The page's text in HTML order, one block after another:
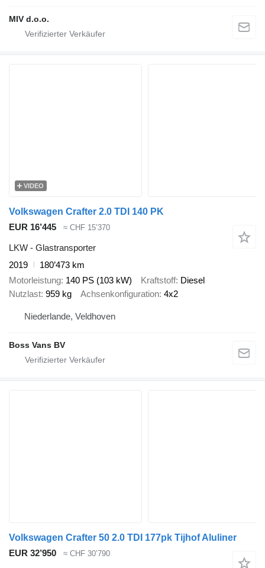
MIV d.o.o.
VIDEO
Volkswagen Crafter 2.0 TDI 140 PK
EUR 16’445
≈ CHF 15’370
LKW - Glastransporter
2019
180’473 km
Motorleistung 140 PS (103 kW) Kraftstoff Diesel
Nutzlast 959 kg Achsenkonfiguration 4x2
Niederlande, Veldhoven
Boss Vans BV
Volkswagen Crafter 50 2.0 TDI 177pk Tijhof Aluliner
EUR 32’950
≈ CHF 30’790